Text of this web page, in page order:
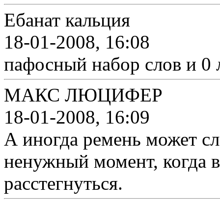
Ебанат кальция
18-01-2008, 16:08
пафосный набор слов и 0
МАКС ЛЮЦИФЕР
18-01-2008, 16:09
А иногда ремень может
ненужный момент, когда
расстегнуться.